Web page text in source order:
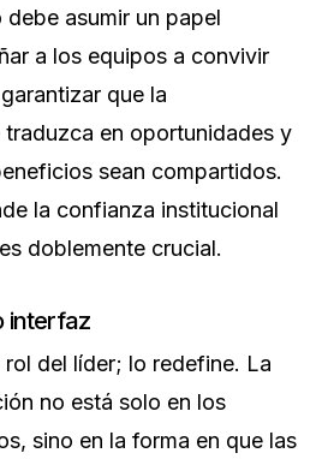
asumir un papel
a los equipos a convivir
que la
en oportunidades y
sean compartidos.
la confianza institucional
doblemente crucial.
interfaz
rol del líder; lo redefine. La
no está solo en los
sino en la forma en que las